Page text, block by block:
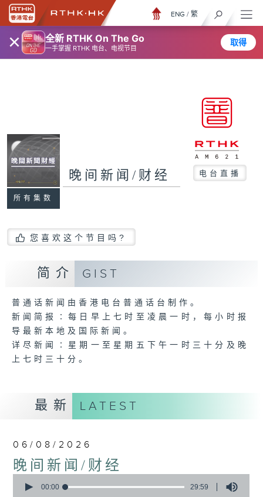
× 全新 RTHK On The Go
一手掌握 RTHK 电台、电视节目
取得
ENG / 繁
所有集数
晚间新闻/财经 电台直播
您喜欢这个节目吗?
简介 GIST
普通话新闻由香港电台普通话台制作。
新闻简报∶每日早上七时至凌晨一时，每小时报
导最新本地及国际新闻。
详尽新闻∶星期一至星期五下午一时三十分及晚
上七时三十分。
最新 LATEST
06/08/2026
晚间新闻/财经
seconds
00:00 29:59